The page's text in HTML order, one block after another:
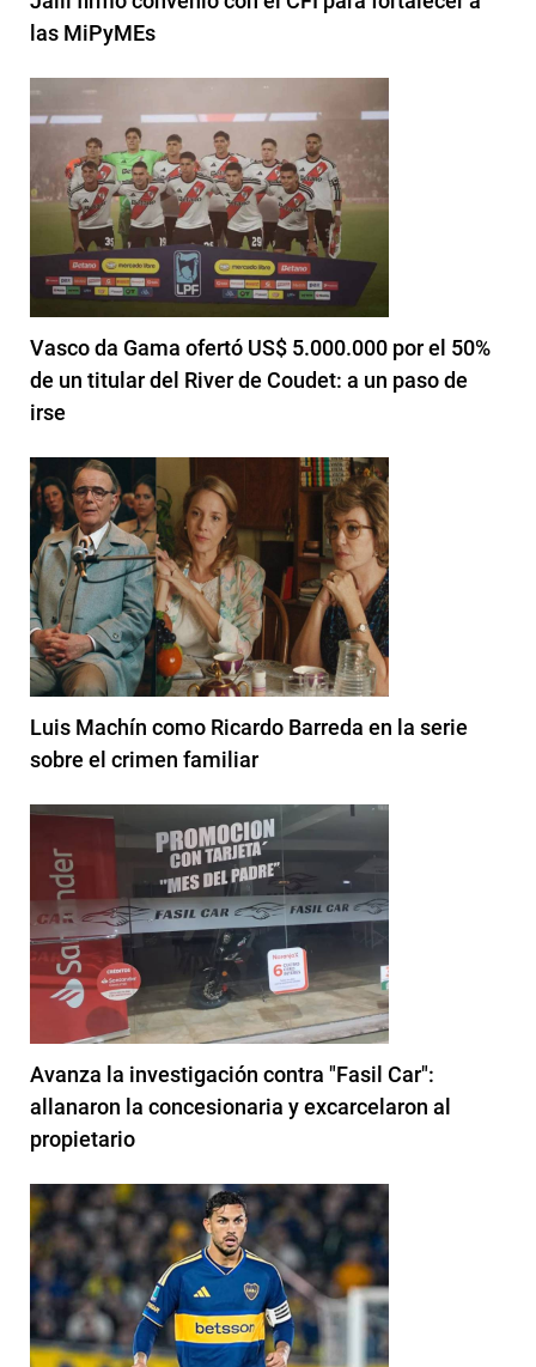
las MiPyMEs
Vasco da Gama ofertó US$ 5.000.000 por el 50%
de un titular del River de Coudet: a un paso de
irse
Luis Machín como Ricardo Barreda en la serie
sobre el crimen familiar
Avanza la investigación contra "Fasil Car":
allanaron la concesionaria y excarcelaron al
propietario